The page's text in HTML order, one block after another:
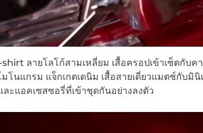
shirt ลายโลโก้สามเหลี่ยม เสื้อครอปเข้าเซ็ตกับค
โนแกรม แจ็กเกตเดนิม เสื้อสายเดี่ยวแมตช์กับมิ
ะแอคเซสซอรี่ที่เข้าชุดกันอย่างลงตัว